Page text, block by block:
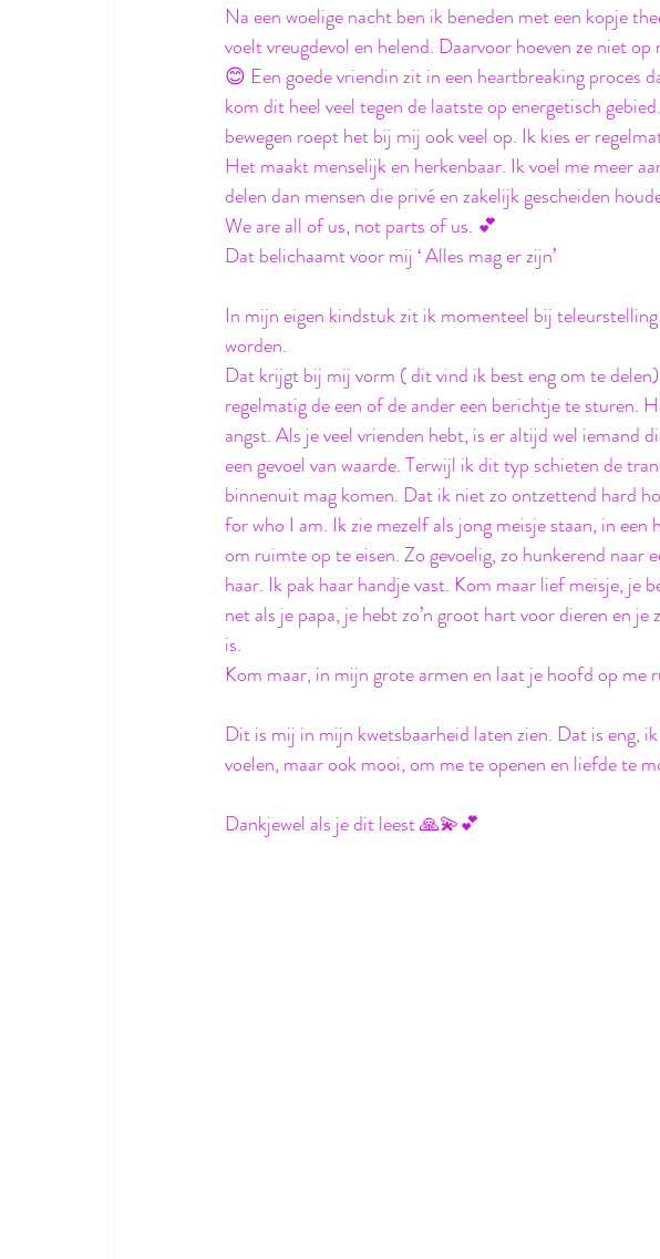
Na een woelige nacht ben ik beneden met een kopje
voelt vreugdevol en helend. Daarvoor hoeven ze niet
😊 Een goede vriendin zit in een heartbreaking proces
kom dit heel veel tegen de laatste op energetisch
bewegen roept het bij mij ook veel op. Ik kies er
Het maakt menselijk en herkenbaar. Ik voel me meer
delen dan mensen die privé en zakelijk gescheiden
We are all of us, not parts of us. 💕
Dat belichaamt voor mij ‘ Alles mag er zijn’
In mijn eigen kindstuk zit ik momenteel bij
worden.
Dat krijgt bij mij vorm ( dit vind ik best eng om te
regelmatig de een of de ander een berichtje te sturen.
angst. Als je veel vrienden hebt, is er altijd wel iemand
een gevoel van waarde. Terwijl ik dit typ schieten de
binnenuit mag komen. Dat ik niet zo ontzettend hard
for who I am. Ik zie mezelf als jong meisje staan, in
om ruimte op te eisen. Zo gevoelig, zo hunkerend
haar. Ik pak haar handje vast. Kom maar lief meisje, je
net als je papa, je hebt zo’n groot hart voor dieren en
is.
Kom maar, in mijn grote armen en laat je hoofd op me
Dit is mij in mijn kwetsbaarheid laten zien. Dat is eng,
voelen, maar ook mooi, om me te openen en liefde te
Dankjewel als je dit leest 🙏💫💕